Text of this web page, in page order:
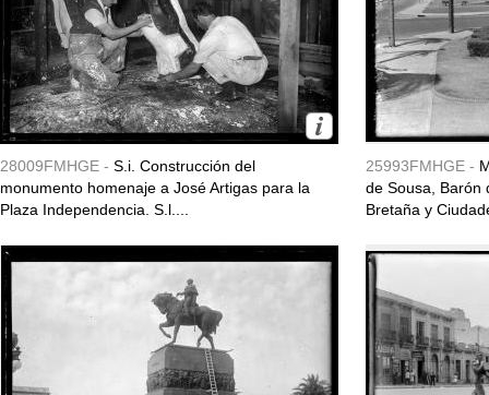
28009FMHGE - S.i. Construcción del
monumento homenaje a José Artigas para la
Plaza Independencia. S.l....
25993FMHGE -
de Sousa, Barón
Bretaña y